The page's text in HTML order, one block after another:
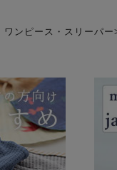
ワンピース・スリーパー